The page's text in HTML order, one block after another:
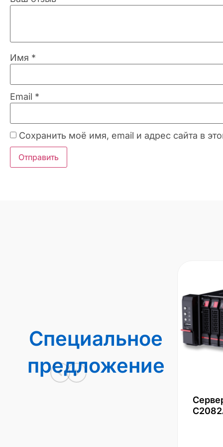
Имя *
Email *
Сохранить моё имя, email и адрес сайта в
Специальное
предложение